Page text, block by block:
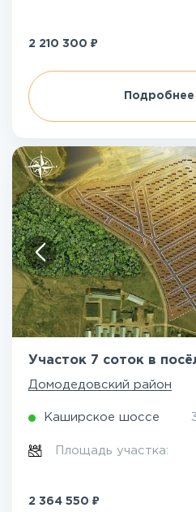
2 210 300 ₽
Подробнее
Участок 7 соток в
Домодедовский район
Каширское шоссе
Площадь участка:
2 364 550 ₽